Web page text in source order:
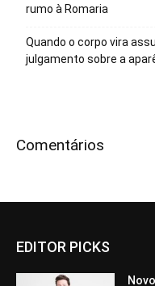
rumo à Romaria
Quando o corpo vira
julgamento sobre a
Comentários
EDITOR PICKS